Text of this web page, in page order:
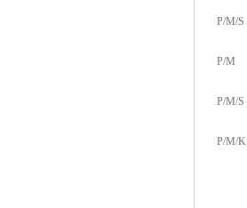
P/M/S
P/M
P/M/S
P/M/K